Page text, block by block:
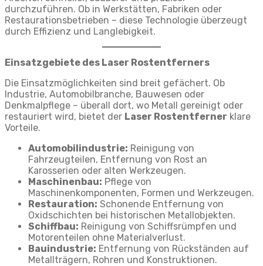
durchzuführen. Ob in Werkstätten, Fabriken oder
Restaurationsbetrieben – diese Technologie überzeugt
durch Effizienz und Langlebigkeit.
Einsatzgebiete des Laser Rostentferners
Die Einsatzmöglichkeiten sind breit gefächert. Ob
Industrie, Automobilbranche, Bauwesen oder
Denkmalpflege – überall dort, wo Metall gereinigt oder
restauriert wird, bietet der Laser Rostentferner klare
Vorteile.
Automobilindustrie: Reinigung von
Fahrzeugteilen, Entfernung von Rost an
Karosserien oder alten Werkzeugen.
Maschinenbau: Pflege von
Maschinenkomponenten, Formen und Werkzeugen.
Restauration: Schonende Entfernung von
Oxidschichten bei historischen Metallobjekten.
Schiffbau: Reinigung von Schiffsrümpfen und
Motorenteilen ohne Materialverlust.
Bauindustrie: Entfernung von Rückständen auf
Metallträgern, Rohren und Konstruktionen.